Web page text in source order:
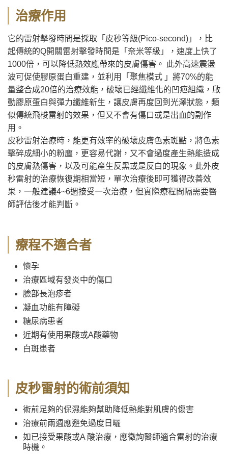
治療作用
它的雷射擊發時間是採取「皮秒等級(Pico-second)」，比
起傳統的Q開關雷射擊發時間是「奈米等級」，速度上快了
1000倍，可以降低熱效應帶來的皮膚傷害。 此外高速震盪
波可促使膠原蛋白重建，並利用「聚焦模式 」將70%的能
量整合成20倍的治療效能，破壞已經纖維化的凹疤組織，啟
動膠原蛋白與彈力纖維新生，讓皮膚再度回到光澤狀態，類
似傳統飛梭雷射的效果，但又不會有傷口或是出血的副作
用。
皮秒雷射治療時，能更有效率的破壞皮膚色素斑點，將色素
擊碎成細小的粉塵，更容易代謝，又不會過度產生熱能造成
的皮膚熱傷害，以及可能產生反黑或是反白的現象。此外皮
秒雷射的治療恢復期相當短，單次治療後即可獲得改善效
果，一般建議4~6週接受一次治療，但實際療程間隔需要醫
師評估後才能判斷。
療程不適合者
懷孕
治療區域有發炎中的傷口
臉部長泡疹者
凝血功能有障礙
糖尿病患者
近期有使用果酸或A酸藥物
白斑患者
皮秒雷射的術前須知
術前足夠的保濕能夠幫助降低熱能對肌膚的傷害
治療前兩週應避免過度日曬
如已接受果酸或A 酸治療，應徵詢醫師適合雷射的治療
時機。